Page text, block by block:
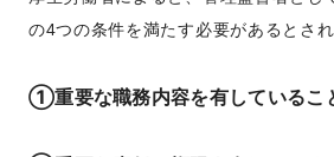
の4つの条件を満たす必要があるとされ
①重要な職務内容を有しているこ